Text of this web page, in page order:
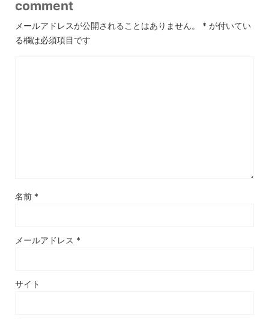
comment
メールアドレスが公開されることはありません。 * が付いてい
る欄は必須項目です
名前 *
メールアドレス *
サイト